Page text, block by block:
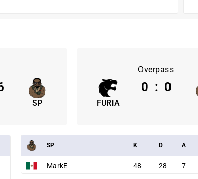
SP
Overpass
FURIA
0 : 0
SP K D A
MarkE 48 28 7